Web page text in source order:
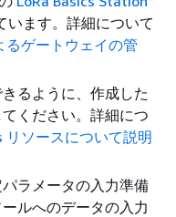
います。詳細について
るゲートウェイの管
るように、作成した
ください。詳細につ
リソースについて説明
ラメータの入力準備
ルへのデータの入力